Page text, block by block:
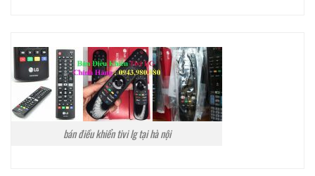
bán điều khiển tivi lg tại hà nội